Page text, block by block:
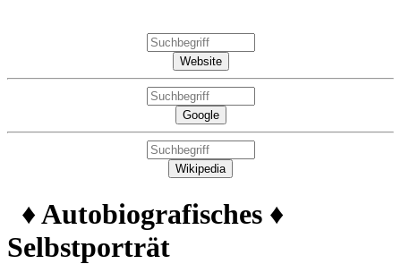
Website
Google
Wikipedia
♦ Autobiografisches ♦
Selbstporträt